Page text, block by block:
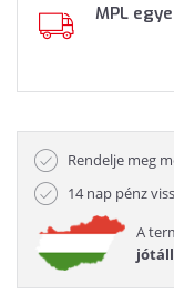
MPL
Rendelje meg
14 nap pénz
A